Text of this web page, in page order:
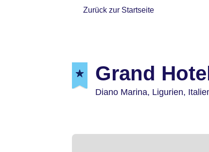
Zurück zur Startseite
Grand
Diano Marina, Ligurien,